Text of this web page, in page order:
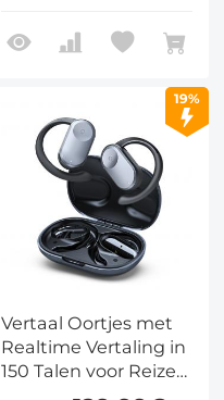
19%
Vertaal Oortjes met
Realtime Vertaling in
150 Talen voor Reizen
en Zaken